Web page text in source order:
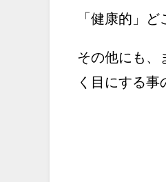
「健康的」
その他にも、
く目にする事